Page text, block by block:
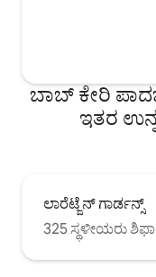
ಬಾಬ್ ಕೇರಿ
ಇತರ
ಲಾರೆಟ್ಜೆನ್ ಗಾರ್ಡನ್ಸ್
325 ಸ್ಥಳೀಯರು